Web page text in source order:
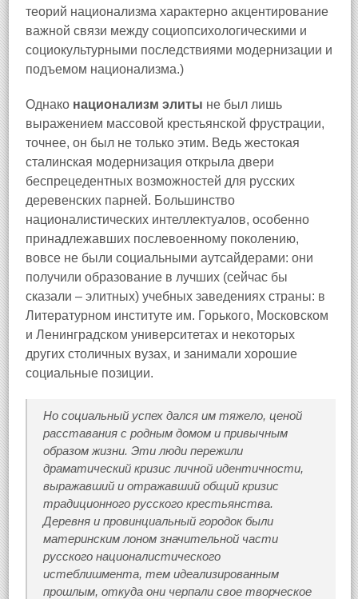
теорий национализма характерно акцентирование
важной связи между социопсихологическими и
социокультурными последствиями модернизации и
подъемом национализма.)
Однако национализм элиты не был лишь
выражением массовой крестьянской фрустрации,
точнее, он был не только этим. Ведь жестокая
сталинская модернизация открыла двери
беспрецедентных возможностей для русских
деревенских парней. Большинство
националистических интеллектуалов, особенно
принадлежавших послевоенному поколению,
вовсе не были социальными аутсайдерами: они
получили образование в лучших (сейчас бы
сказали – элитных) учебных заведениях страны: в
Литературном институте им. Горького, Московском
и Ленинградском университетах и некоторых
других столичных вузах, и занимали хорошие
социальные позиции.
Но социальный успех дался им тяжело, ценой
расставания с родным домом и привычным
образом жизни. Эти люди пережили
драматический кризис личной идентичности,
выражавший и отражавший общий кризис
традиционного русского крестьянства.
Деревня и провинциальный городок были
материнским лоном значительной части
русского националистического
истеблишмента, тем идеализированным
прошлым, откуда они черпали свое творческое